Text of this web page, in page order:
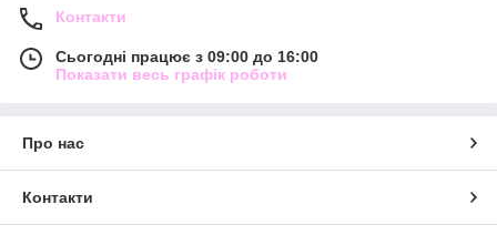
Контакти
Сьогодні працює з 09:00 до 16:00
Показати весь графік роботи
Про нас
Контакти